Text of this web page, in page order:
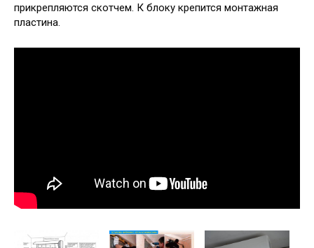
прикрепляются скотчем. К блоку крепится монтажная
пластина.